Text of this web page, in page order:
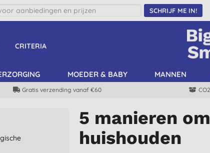
SCHRIJF ME IN!
CRITERIA
MOEDER & BABY MANNEN
Gratis verzending vanaf €60
5 manieren
huishouden